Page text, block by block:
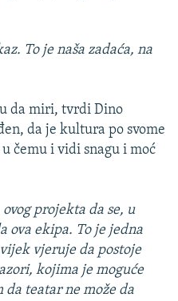
To je naša zadaća, na
da miri, tvrdi Dino
da je kultura po svome
čemu i vidi snagu i moć
projekta da se, u
ova ekipa. To je jedna
vjeruje da postoje
kojima je moguće
teatar ne može da